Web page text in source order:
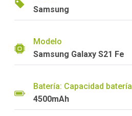
Samsung
Modelo
Samsung Galaxy S21 Fe
Batería: Capacidad batería
4500mAh